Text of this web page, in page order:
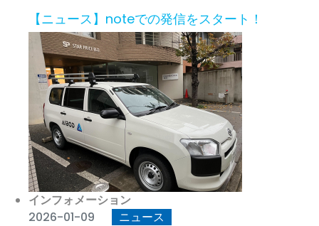
【ニュース】noteでの発信をスタート！
インフォメーション
2026-01-09
ニュース